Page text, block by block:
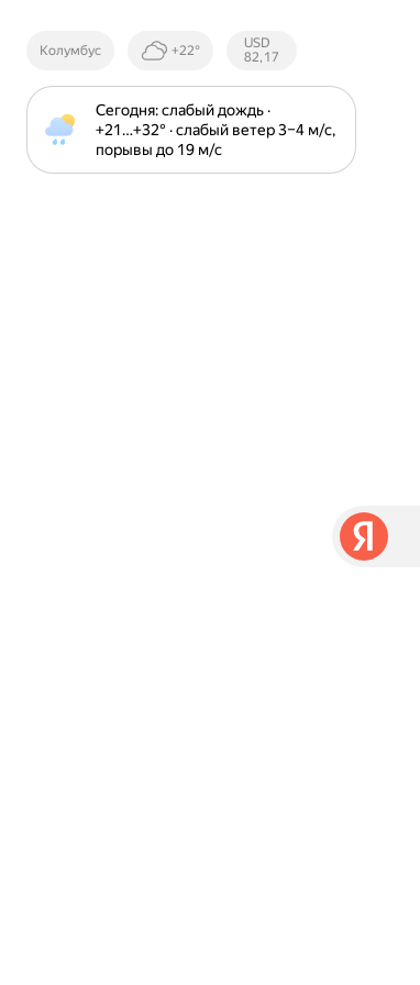
Колумбус +22°
Курсы ЦБ
РФ
USD
82,17
Сегодня: слабый дождь ·
+21⁠…⁠+32⁠° · слабый ветер 3⁠–⁠4 м⁠/⁠с,
порывы до 19 м⁠/⁠с